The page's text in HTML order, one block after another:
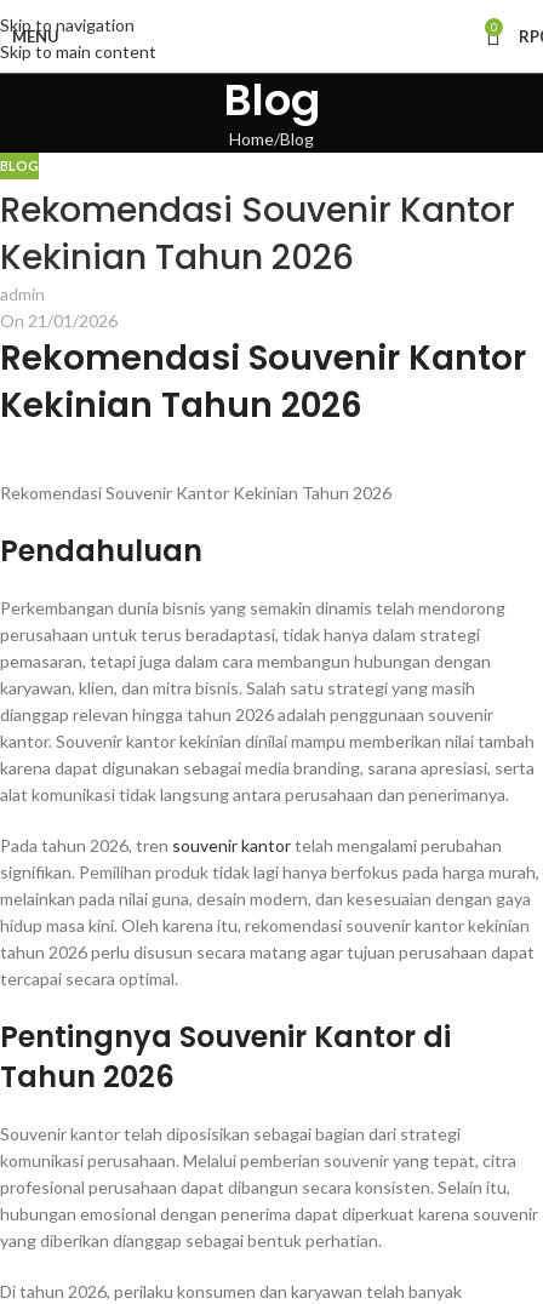
Skip to navigation
Skip to main content
MENU 0 RP
Blog
Home Blog
BLOG
Rekomendasi Souvenir Kantor
Kekinian Tahun 2026
admin
On 21/01/2026
Rekomendasi Souvenir Kantor
Kekinian Tahun 2026
Rekomendasi Souvenir Kantor Kekinian Tahun 2026
Pendahuluan
Perkembangan dunia bisnis yang semakin dinamis telah mendorong
perusahaan untuk terus beradaptasi, tidak hanya dalam strategi
pemasaran, tetapi juga dalam cara membangun hubungan dengan
karyawan, klien, dan mitra bisnis. Salah satu strategi yang masih
dianggap relevan hingga tahun 2026 adalah penggunaan souvenir
kantor. Souvenir kantor kekinian dinilai mampu memberikan nilai tambah
karena dapat digunakan sebagai media branding, sarana apresiasi, serta
alat komunikasi tidak langsung antara perusahaan dan penerimanya.
Pada tahun 2026, tren souvenir kantortelah mengalami perubahan
signifikan. Pemilihan produk tidak lagi hanya berfokus pada harga murah,
melainkan pada nilai guna, desain modern, dan kesesuaian dengan gaya
hidup masa kini. Oleh karena itu, rekomendasi souvenir kantor kekinian
tahun 2026 perlu disusun secara matang agar tujuan perusahaan dapat
tercapai secara optimal.
Pentingnya Souvenir Kantor di
Tahun 2026
Souvenir kantor telah diposisikan sebagai bagian dari strategi
komunikasi perusahaan. Melalui pemberian souvenir yang tepat, citra
profesional perusahaan dapat dibangun secara konsisten. Selain itu,
hubungan emosional dengan penerima dapat diperkuat karena souvenir
yang diberikan dianggap sebagai bentuk perhatian.
Di tahun 2026, perilaku konsumen dan karyawan telah banyak